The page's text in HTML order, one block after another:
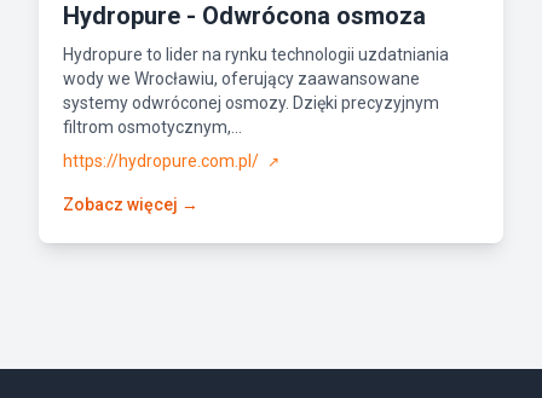
Hydropure - Odwrócona osmoza
Hydropure to lider na rynku technologii uzdatniania
wody we Wrocławiu, oferujący zaawansowane
systemy odwróconej osmozy. Dzięki precyzyjnym
filtrom osmotycznym,...
https://hydropure.com.pl/
↗
Zobacz więcej →